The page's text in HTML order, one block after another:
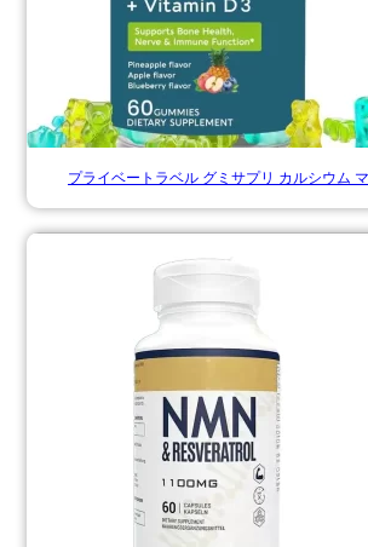
プライベートラベル グミサプリ カルシウム